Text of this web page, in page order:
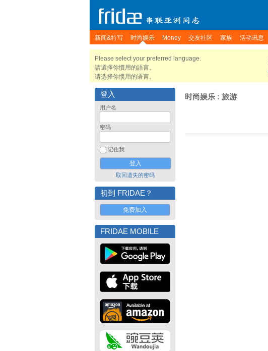
新闻&特写 时尚娱乐 Money 交友社区 家族 活动讯息
Please select your preferred language.
請選擇你慣用的語言。
请选择你惯用的语言。
登入
用户名
密码
记住我
取回遗失的密码
初到 FRIDAE？
免费加入
FRIDAE MOBILE
时尚娱乐 : 旅游